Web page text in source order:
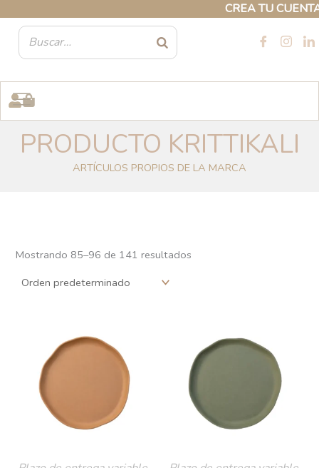
CREA TU CUENTA
contenido
PRODUCTO KRITTIKALI
ARTÍCULOS PROPIOS DE LA MARCA
Mostrando 85–108 de 141 resultados